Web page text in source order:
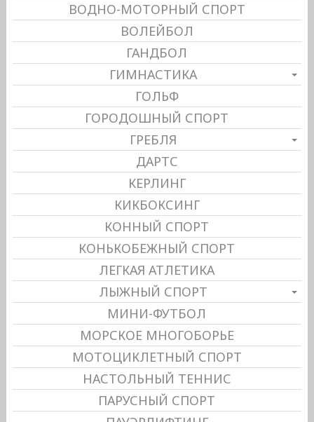
ВОДНО-МОТОРНЫЙ СПОРТ
ВОЛЕЙБОЛ
ГАНДБОЛ
ГИМНАСТИКА
ГОЛЬФ
ГОРОДОШНЫЙ СПОРТ
ГРЕБЛЯ
ДАРТС
КЕРЛИНГ
КИКБОКСИНГ
КОННЫЙ СПОРТ
КОНЬКОБЕЖНЫЙ СПОРТ
ЛЕГКАЯ АТЛЕТИКА
ЛЫЖНЫЙ СПОРТ
МИНИ-ФУТБОЛ
МОРСКОЕ МНОГОБОРЬЕ
МОТОЦИКЛЕТНЫЙ СПОРТ
НАСТОЛЬНЫЙ ТЕННИС
ПАРУСНЫЙ СПОРТ